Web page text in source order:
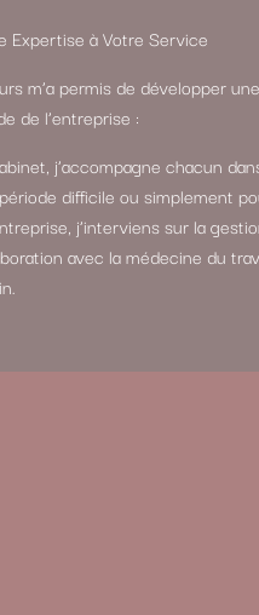
Expertise à Votre Service
m’a permis de développer
de l’entreprise :
j’accompagne chacun
difficile ou simplement
j’interviens sur la
avec la médecine du